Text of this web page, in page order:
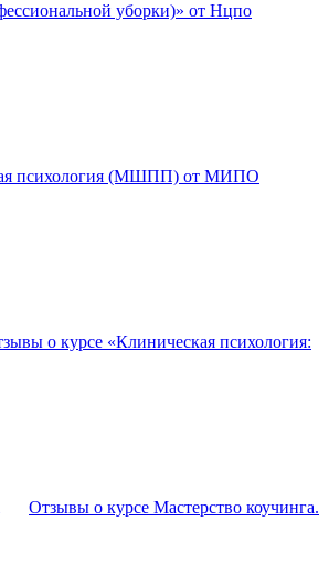
уборки)» от Нцпо
психология (МШПП) от МИПО
о курсе «Клиническая психология:
Отзывы о курсе Мастерство коучинга.